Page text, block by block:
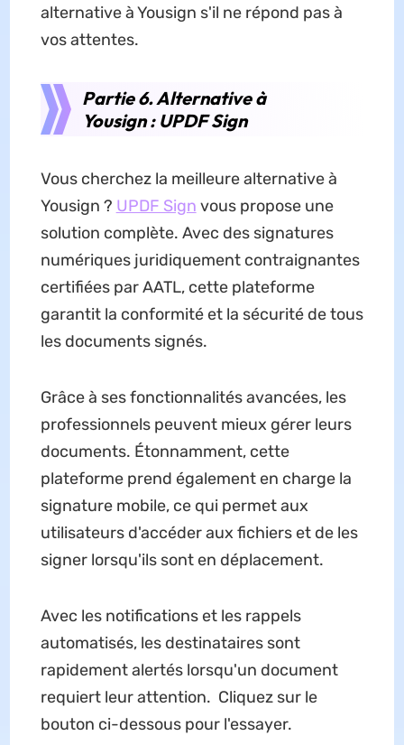
alternative à Yousign s'il ne répond pas à
vos attentes.
Partie 6. Alternative à
Yousign : UPDF Sign
Vous cherchez la meilleure alternative à
Yousign ? UPDF Sign vous propose une
solution complète. Avec des signatures
numériques juridiquement contraignantes
certifiées par AATL, cette plateforme
garantit la conformité et la sécurité de tous
les documents signés.
Grâce à ses fonctionnalités avancées, les
professionnels peuvent mieux gérer leurs
documents. Étonnamment, cette
plateforme prend également en charge la
signature mobile, ce qui permet aux
utilisateurs d'accéder aux fichiers et de les
signer lorsqu'ils sont en déplacement.
Avec les notifications et les rappels
automatisés, les destinataires sont
rapidement alertés lorsqu'un document
requiert leur attention. Cliquez sur le
bouton ci-dessous pour l'essayer.